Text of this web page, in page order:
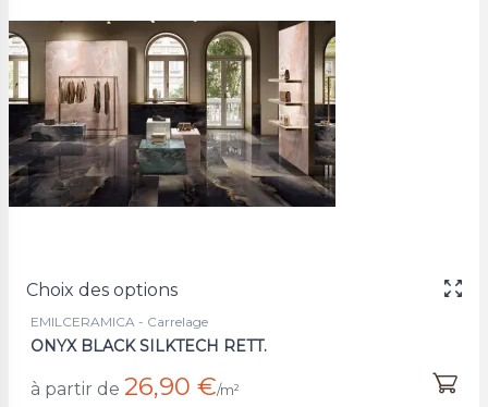
Choix des options
EMILCERAMICA - Carrelage
ONYX BLACK SILKTECH RETT.
à partir de 26,90 €/m²